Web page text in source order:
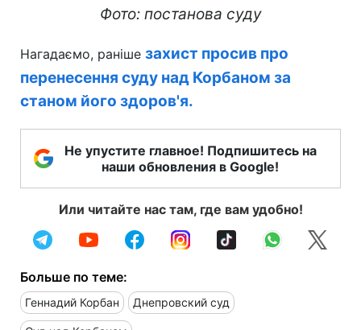
Фото: постанова суду
Нагадаємо, раніше захист просив про
перенесення суду над Корбаном за
станом його здоров'я.
Не упустите главное! Подпишитесь на
наши обновления в Google!
Или читайте нас там, где вам удобно!
Больше по теме:
Геннадий Корбан Днепровский суд